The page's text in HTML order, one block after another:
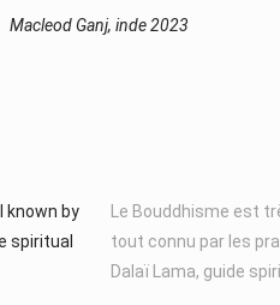
Macleod Ganj, inde 2023
known by
spiritual
Le Bouddhisme est
tout connu par les
Dalaï Lama, guide